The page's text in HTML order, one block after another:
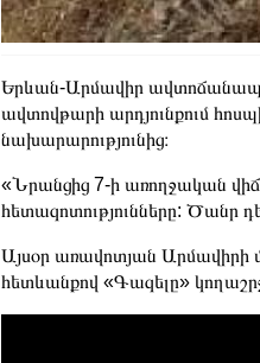
Երևան-Արմավիր
ավտովթարի արդյունքում
նախարարությունից։
«Նրանցից 7-ի առողջական
հետազոտությունները: Ծանր
Այսօր առավոտյան Արմավիրի
հետևանքով «Գազելը»